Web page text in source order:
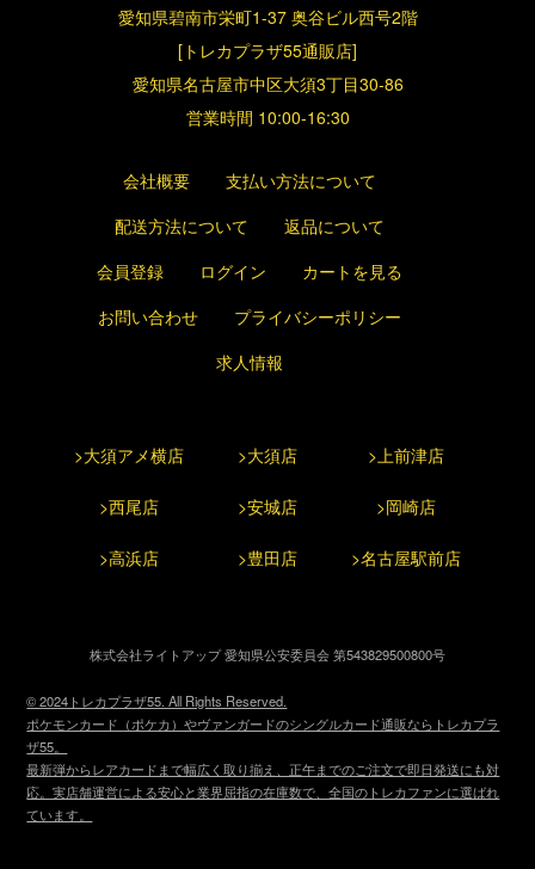
愛知県碧南市栄町1-37 奥谷ビル西号2階
[トレカプラザ55通販店]
愛知県名古屋市中区大須3丁目30-86
営業時間 10:00-16:30
会社概要
支払い方法について
配送方法について
返品について
会員登録
ログイン
カートを見る
お問い合わせ
プライバシーポリシー
求人情報
>大須アメ横店 >大須店 >上前津店
>西尾店 >安城店 >岡崎店
>高浜店 >豊田店 >名古屋駅前店
株式会社ライトアップ 愛知県公安委員会 第543829500800号
© 2024トレカプラザ55. All Rights Reserved.
ポケモンカード（ポケカ）やヴァンガードのシングルカード通販ならトレカプラ
ザ55。
最新弾からレアカードまで幅広く取り揃え、正午までのご注文で即日発送にも対
応。実店舗運営による安心と業界屈指の在庫数で、全国のトレカファンに選ばれ
ています。